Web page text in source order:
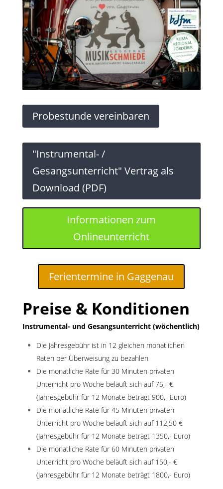
Probestunde vereinbaren
"Instrumental- /
Gesangsunterricht" Vertrag als
Download (PDF)
Informationen zum
Onlineunterricht
Ferientermine in Gaggenau
Preise & Konditionen
Instrumental- und Gesangsunterricht (wöchentlich)
Die Jahresgebühr ist in 12 gleichen monatlichen
Raten per Überweisung zu bezahlen
Die monatliche Rate für 30 Minuten privaten
Unterricht pro Woche beläuft sich auf 75,- €
(Jahresgebühr für 12 Monate beträgt 900,- Euro)
Die monatliche Rate für 45 Minuten privaten
Unterricht pro Woche beläuft sich auf 112,50 €
(Jahresgebühr für 12 Monate beträgt 1350,- Euro)
Die monatliche Rate für 60 Minuten privaten
Unterricht pro Woche beläuft sich auf 150,- €
(Jahresgebühr für 12 Monate beträgt 1800,- Euro)